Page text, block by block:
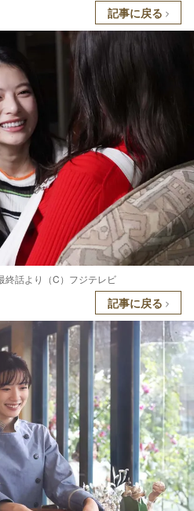
記事に戻る
終話より（C）フジテレビ
記事に戻る